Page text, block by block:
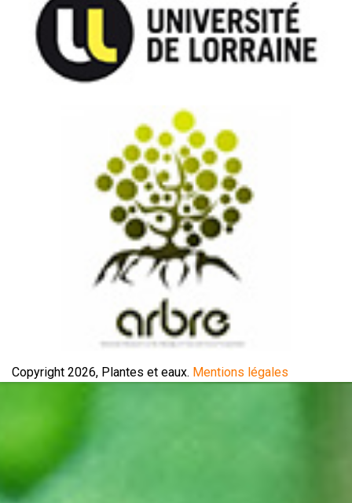
Copyright 2026, Plantes et eaux. Mentions légales